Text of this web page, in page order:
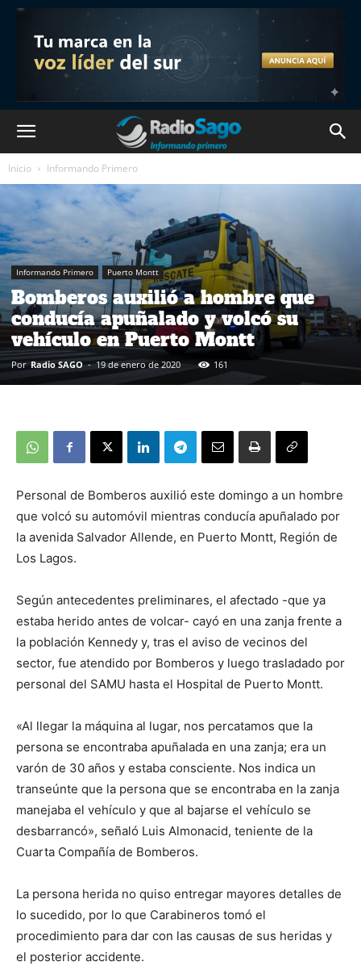
Inicio Informando Primero
Informando Primero Puerto Montt
Bomberos auxilió a hombre que
conducía apuñalado y volcó su
vehículo en Puerto Montt
Por Radio SAGO - 19 de enero de 2020 161
Personal de Bomberos auxilió este domingo a un hombre
que volcó su automóvil mientras conducía apuñalado por
la avenida Salvador Allende, en Puerto Montt, Región de
Los Lagos.
Según antecedentes preliminares, el afectado -que ya
estaba herido antes de volcar- cayó en una zanja frente a
la población Kennedy y, tras el aviso de vecinos del
sector, fue atendido por Bomberos y luego trasladado por
personal del SAMU hasta el Hospital de Puerto Montt.
«Al llegar la máquina al lugar, nos percatamos que la
persona se encontraba apuñalada en una zanja; era un
varón de 30 años y estaba consciente. Nos indica un
transeúnte que la persona que se encontraba en la zanja
manejaba el vehículo y que al bajarse el vehículo se
desbarrancó», señaló Luis Almonacid, teniente de la
Cuarta Compañía de Bomberos.
La persona herida no quiso entregar mayores detalles de
lo sucedido, por lo que Carabineros tomó el
procedimiento para dar con las causas de sus heridas y
el posterior accidente.